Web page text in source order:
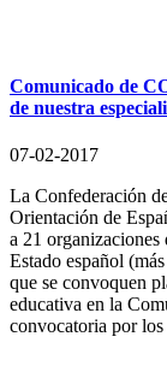
Comunicado de
de nuestra
07-02-2017
La Confederación
Orientación de
a 21 organizaciones
Estado español
que se convoquen
educativa en la
convocatoria por